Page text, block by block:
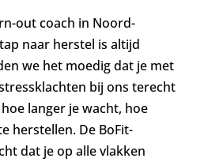
out coach in Noord-
naar herstel is altijd
we het moedig dat je met
bij ons terecht
langer je wacht, hoe
herstellen. De BoFit-
dat je op alle vlakken